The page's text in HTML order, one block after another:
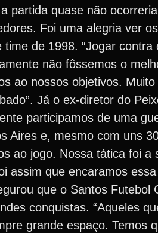
partida quase não
Foi uma alegria ver
de 1998. “Jogar contra
não fôssemos o
ao nossos objetivos.
Já o ex-diretor do
participamos de uma
Aires e, mesmo com uns
ao jogo. Nossa tática foi a
que encaramos essa
que o Santos Futebol
conquistas. “Aqueles
grande espaço. Temos